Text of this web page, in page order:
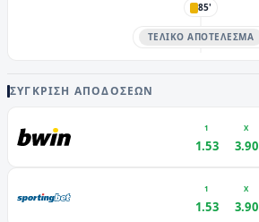
85'
ΤΕΛΙΚΌ ΑΠΟΤΈΛΕΣΜΑ
ΣΎΓΚΡΙΣΗ ΑΠΟΔΌΣΕΩΝ
1
1.53
X
3.90
1
1.53
X
3.90